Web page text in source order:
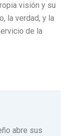
visión y su
la verdad, y la
de la
abre sus